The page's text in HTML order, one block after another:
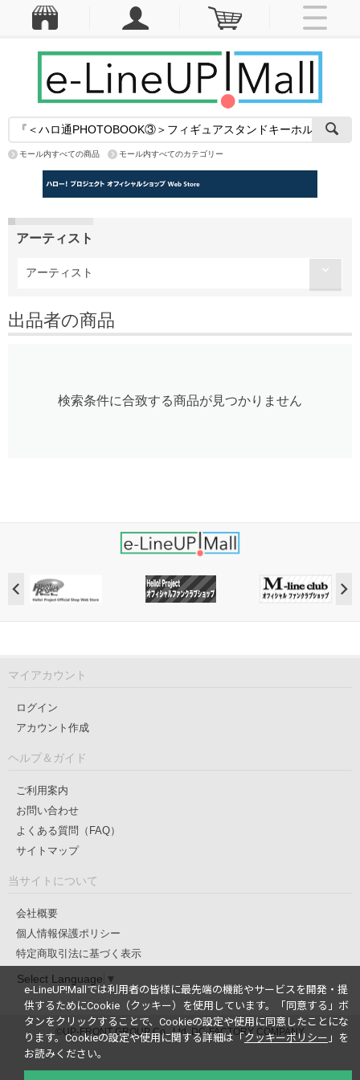
モール内すべての商品 モール内すべてのカテゴリー
アーティスト
アーティスト
出品者の商品
検索条件に合致する商品が見つかりません
マイアカウント
ログイン
アカウント作成
ヘルプ＆ガイド
ご利用案内
お問い合わせ
よくある質問（FAQ）
サイトマップ
当サイトについて
会社概要
個人情報保護ポリシー
特定商取引法に基づく表示
Select Language ▼
©UP-FRONT GROUP Co., Ltd. DC-FACTORY COMPANY
e-LineUP!Mallでは利用者の皆様に最先端の機能やサービスを開発・提
供するためにCookie（クッキー）を使用しています。
「同意する」ボ
タンをクリックすることで、Cookieの設定や使用に同意したことにな
ります。Cookieの設定や使用に関する詳細は「 クッキーポリシー 」を
お読みください。